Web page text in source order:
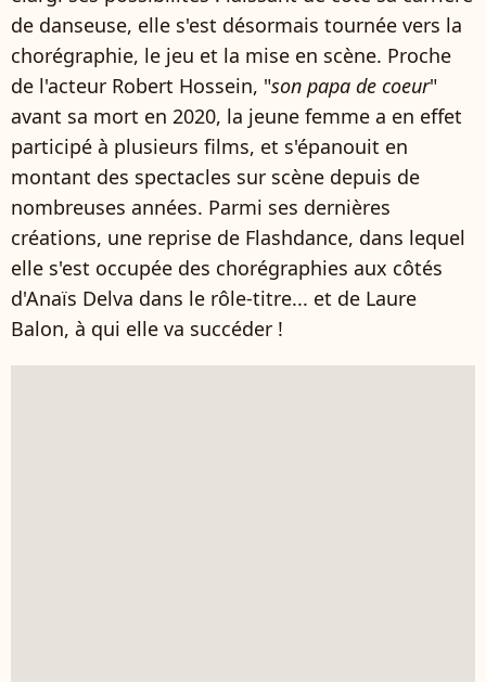
de danseuse, elle s'est désormais tournée vers la
chorégraphie, le jeu et la mise en scène. Proche
de l'acteur Robert Hossein, "son papa de coeur"
avant sa mort en 2020, la jeune femme a en effet
participé à plusieurs films, et s'épanouit en
montant des spectacles sur scène depuis de
nombreuses années. Parmi ses dernières
créations, une reprise de Flashdance, dans lequel
elle s'est occupée des chorégraphies aux côtés
d'Anaïs Delva dans le rôle-titre... et de Laure
Balon, à qui elle va succéder !